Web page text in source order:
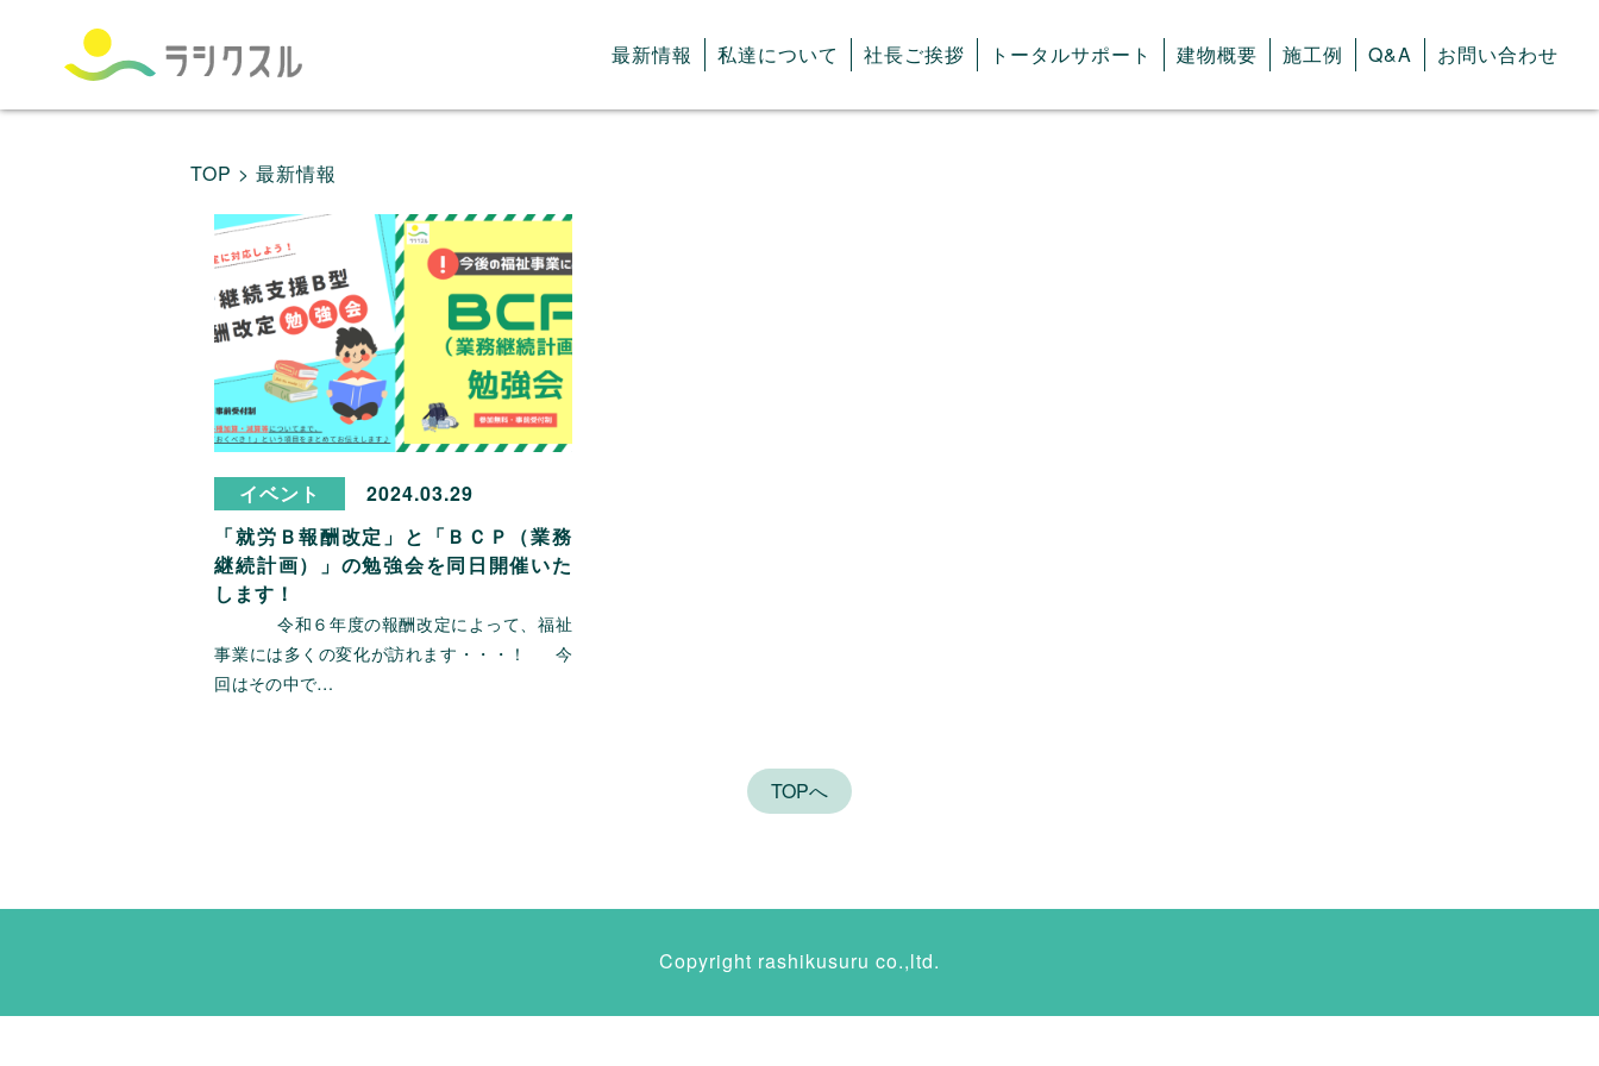
最新情報 私達について 社長ご挨拶 トータルサポート 建物概要 施工例 Q&A お問い合わせ
TOP > 最新情報
イベント
2024.03.29
「就労Ｂ報酬改定」と「ＢＣＰ（業務
継続計画）」の勉強会を同日開催いた
します！
令和６年度の報酬改定によって、福祉
事業には多くの変化が訪れます・・・！ 今
回はその中で…
TOPへ
Copyright rashikusuru co.,ltd.